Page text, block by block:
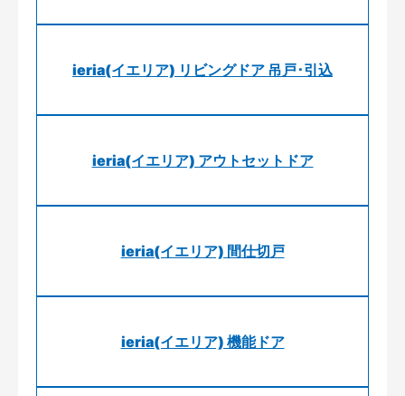
ieria(イエリア) リビングドア 吊戸･引込
ieria(イエリア) アウトセットドア
ieria(イエリア) 間仕切戸
ieria(イエリア) 機能ドア